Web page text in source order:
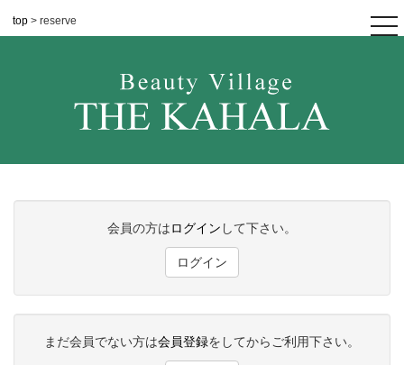
top > reserve
会員の方はログイン して下さい。
ログイン
まだ会員でない方は会員登録をしてからご利用下さい。